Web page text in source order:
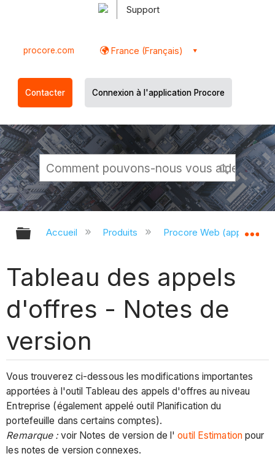
Support
procore.com France (Français)
Contacter Connexion à l'application Procore
Développer/réduire la hiérarchie
Accueil Produits Procore Web
Tableau des appels
d'offres - Notes de
version
Vous trouverez ci-dessous les modifications importantes
apportées à l'outil Tableau des appels d'offres au niveau
Entreprise (également appelé outil Planification du
portefeuille dans certains comptes).
Remarque : voir Notes de version de l'outil Estimationpour
les notes de version connexes.